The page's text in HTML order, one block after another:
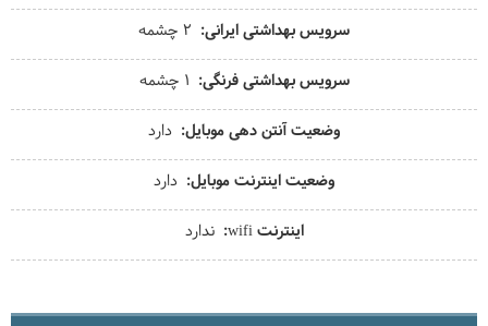
سرویس بهداشتی ایرانی 2 چشمه
سرویس بهداشتی فرنگی 1 چشمه
وضعیت آنتن دهی موبایل دارد
وضعیت اینترنت موبایل دارد
اینترنت wifi
ندارد